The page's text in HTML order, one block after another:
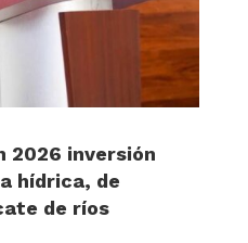
2026 inversión
hídrica, de
de ríos